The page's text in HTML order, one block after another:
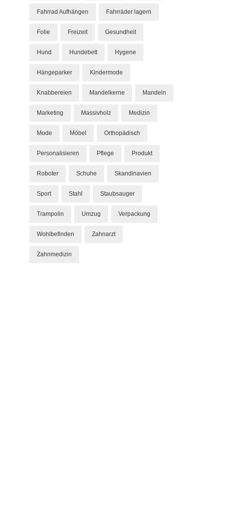
Fahrrad Aufhängen Fahrräder lagern
Folie Freizeit Gesundheit
Hund Hundebett Hygene
Hängeparker Kindermode
Knabbereien Mandelkerne Mandeln
Marketing Massivholz Medizin
Mode Möbel Orthopädisch
Personalisieren Pflege Produkt
Roboter Schuhe Skandinavien
Sport Stahl Staubsauger
Trampolin Umzug Verpackung
Wohlbefinden Zahnarzt
Zahnmedizin